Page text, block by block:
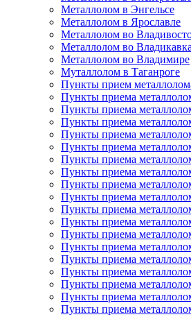
Металлолом в Энгельсе
Металлолом в Ярославле
Металлолом во
Металлолом во
Металлолом во Владимире
Муталлолом в Таганроге
Пункты прием
Пункты приема
Пункты приема
Пункты приема
Пункты приема
Пункты приема
Пункты приема
Пункты приема
Пункты приема
Пункты приема
Пункты приема
Пункты приема
Пункты приема
Пункты приема
Пункты приема
Пункты приема
Пункты приема
Пункты приема
Пункты приема